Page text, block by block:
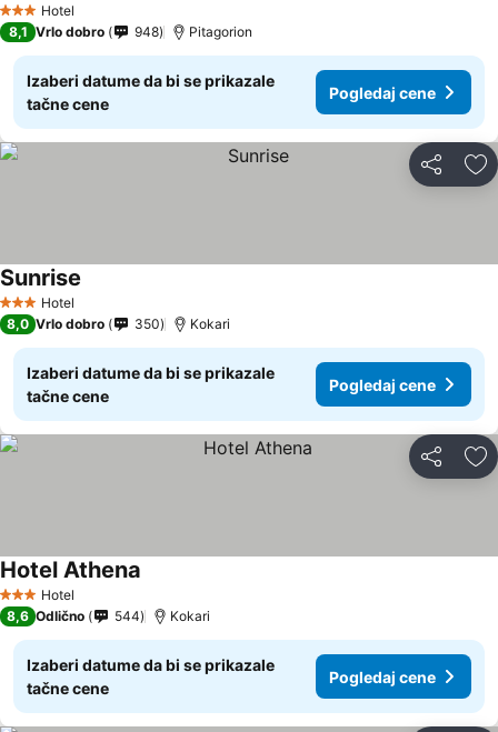
3 Zvezdice
Hotel
8,1 Vrlo dobro 948 Pitagorion
Izaberi datume da bi se prikazale
tačne cene
Pogledaj cene
Deli
3 Zvezdice
Hotel
Sunrise
8,0 Vrlo dobro 350 Kokari
Izaberi datume da bi se prikazale
tačne cene
Pogledaj cene
Deli
3 Zvezdice
Hotel
Hotel Athena
8,6 Odlično 544 Kokari
Izaberi datume da bi se prikazale
tačne cene
Pogledaj cene